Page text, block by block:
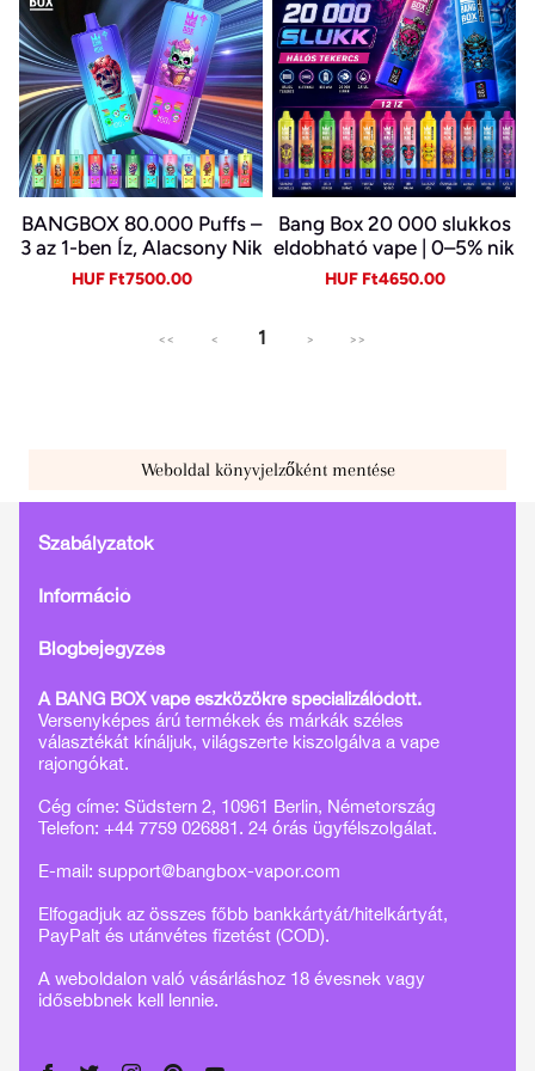
BANGBOX 80.000 Puffs –
3 az 1-ben Íz, Alacsony Nik
otin, Eredeti Újratölthető
Sale
HUF Ft7500.00
Bang Box 20 000 slukkos
eldobható vape | 0–5% nik
otin | újratölthető, Type-C
Sale
HUF Ft4650.00
<< < 1 > >>
Weboldal könyvjelzőként mentése
Szabályzatok
Információ
Blogbejegyzés
A BANG BOX vape eszközökre specializálódott.
Versenyképes árú termékek és márkák széles
választékát kínáljuk, világszerte kiszolgálva a vape
rajongókat.
Cég címe: Südstern 2, 10961 Berlin, Németország
Telefon: +44 7759 026881. 24 órás ügyfélszolgálat.
E-mail: support@bangbox-vapor.com
Elfogadjuk az összes főbb bankkártyát/hitelkártyát,
PayPalt és utánvétes fizetést (COD).
A weboldalon való vásárláshoz 18 évesnek vagy
idősebbnek kell lennie.